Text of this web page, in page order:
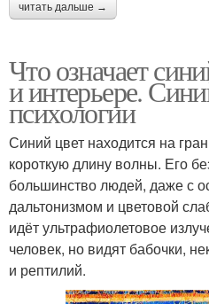
читать дальше →
Что означает
и интерьере.
психологии
Синий цвет находится на
короткую длину волны. Его
большинство людей, даже с
дальтонизмом и цветовой
идёт ультрафиолетовое
человек, но видят бабочки,
и рептилий.